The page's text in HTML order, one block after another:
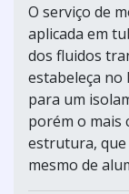
O serviço de
aplicada em
dos fluidos
estabeleça no
para um
porém o mais
estrutura, que
mesmo de